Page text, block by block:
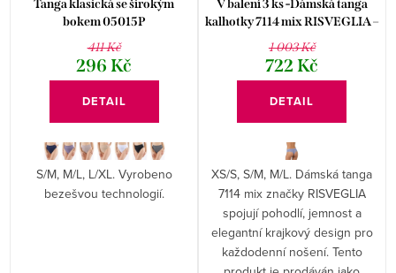
Tanga klasická se širokým
bokem 05015P
411 Kč
296 Kč
DETAIL
S/M, M/L, L/XL. Vyrobeno
bezešvou technologií.
V balení 3 ks -Dámská tanga
kalhotky 7114 mix RISVEGLIA –
Stylové a pohodlné
1 003 Kč
722 Kč
DETAIL
XS/S, S/M, M/L. Dámská tanga
7114 mix značky RISVEGLIA
spojují pohodlí, jemnost a
elegantní krajkový design pro
každodenní nošení. Tento